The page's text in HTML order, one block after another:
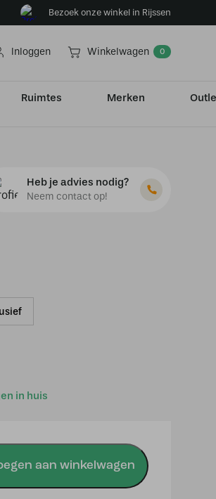
Bezoek onze winkel in Rijssen
Inloggen Winkelwagen 0
Ruimtes Merken
Heb je advies nodig?
Neem contact op!
in huis
aan winkelwagen